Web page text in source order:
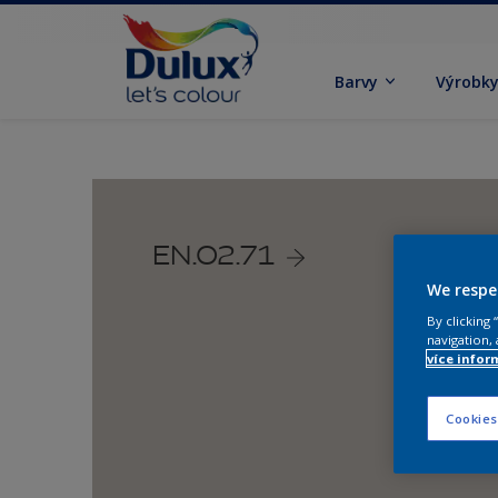
Barvy
EN.02.71
We
By clicking
navigation,
více